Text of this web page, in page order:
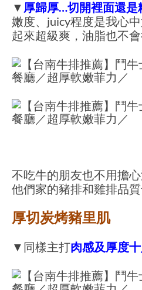
▼ 厚歸厚…切開裡面還是
嫩度、juicy程度是我心
起來超級爽，油脂也不會
不吃牛的朋友也不用擔心
他們家的豬排和雞排品質
厚切炭烤豬里肌
▼同樣主打肉感及厚度十